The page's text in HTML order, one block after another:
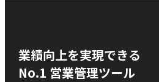
業績向上を実現できる
No.1 営業管理ツール